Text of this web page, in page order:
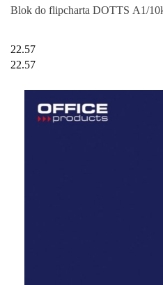
Blok do flipcharta DOTTS A1/
22.57
22.57